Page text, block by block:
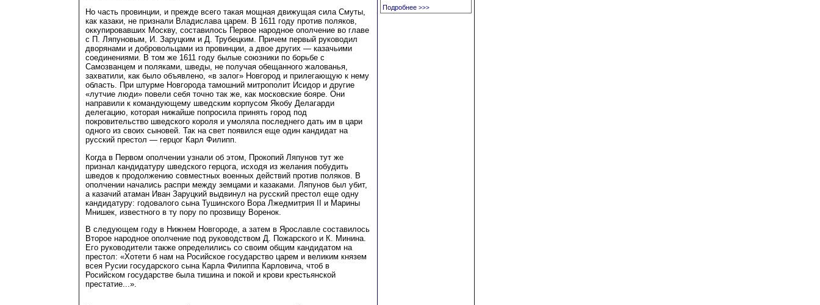
Но часть провинции, и прежде всего такая мощная движущая сила Смуты,
как казаки, не признали Владислава царем. В 1611 году против поляков,
оккупировавших Москву, составилось Первое народное ополчение во главе
с П. Ляпуновым, И. Заруцким и Д. Трубецким. Причем первый руководил
дворянами и добровольцами из провинции, а двое других — казачьими
соединениями. В том же 1611 году былые союзники по борьбе с
Самозванцем и поляками, шведы, не получая обещанного жалованья,
захватили, как было объявлено, «в залог» Новгород и прилегающую к нему
область. При штурме Новгорода тамошний митрополит Исидор и другие
«лутчие люди» повели себя точно так же, как московские бояре. Они
направили к командующему шведским корпусом Якобу Делагарди
делегацию, которая нижайше попросила принять город под
покровительство шведского короля и умоляла последнего дать им в цари
одного из своих сыновей. Так на свет появился еще один кандидат на
русский престол — герцог Карл Филипп.
Когда в Первом ополчении узнали об этом, Прокопий Ляпунов тут же
признал кандидатуру шведского герцога, исходя из желания побудить
шведов к продолжению совместных военных действий против поляков. В
ополчении начались распри между земцами и казаками. Ляпунов был убит,
а казачий атаман Иван Заруцкий выдвинул на русский престол еще одну
кандидатуру: годовалого сына Тушинского Вора Лжедмитрия II и Марины
Мнишек, известного в ту пору по прозвищу Воренок.
В следующем году в Нижнем Новгороде, а затем в Ярославле составилось
Второе народное ополчение под руководством Д. Пожарского и К. Минина.
Его руководители также определились со своим общим кандидатом на
престол: «Хотети б нам на Росийское государство царем и великим князем
всея Русии государского сына Карла Филиппа Карловича, чтоб в
Росийском государстве была тишина и покой и крови крестьянской
престатие...».
Подробнее >>>